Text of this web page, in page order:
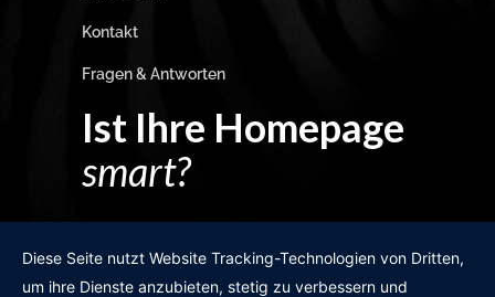
Kontakt
Fragen & Antworten
Ist Ihre Homepage
smart?
Diese Seite nutzt Website Tracking-Technologien von Dritten,
um ihre Dienste anzubieten, stetig zu verbessern und